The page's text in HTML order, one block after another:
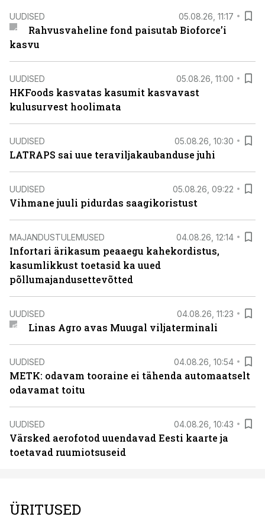
UUDISED 05.08.26, 11:17
Rahvusvaheline fond paisutab Bioforce’i
kasvu
UUDISED 05.08.26, 11:00
HKFoods kasvatas kasumit kasvavast
kulusurvest hoolimata
UUDISED 05.08.26, 10:30
LATRAPS sai uue teraviljakaubanduse juhi
UUDISED 05.08.26, 09:22
Vihmane juuli pidurdas saagikoristust
MAJANDUSTULEMUSED 04.08.26, 12:14
Infortari ärikasum peaaegu kahekordistus,
kasumlikkust toetasid ka uued
põllumajandusettevõtted
UUDISED 04.08.26, 11:23
Linas Agro avas Muugal viljaterminali
UUDISED 04.08.26, 10:54
METK: odavam tooraine ei tähenda automaatselt
odavamat toitu
UUDISED 04.08.26, 10:43
Värsked aerofotod uuendavad Eesti kaarte ja
toetavad ruumiotsuseid
ÜRITUSED